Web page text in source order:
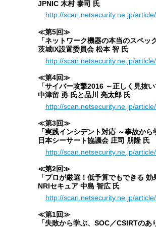
JPNIC 木村 泰司 氏
http://scan.netsecurity.ne.jp/
≪第5回≫
「ネットワーク機器の本当のスペッ
茨城IX設置委員会 松本 智 氏
http://scan.netsecurity.ne.jp/
≪第4回≫
「サイバー攻撃2016 ～正しく見抜い
中津留 勇 氏と品川 亮太郎 氏
http://scan.netsecurity.ne.jp/
≪第3回≫
「実践インシデント対応 ～事故から
日本シーサート協議会 庄司 朋隆 氏
http://scan.netsecurity.ne.jp/
≪第2回≫
「プロが厳選！低予算でもできる 効
NRIセキュア 中島 智広 氏
http://scan.netsecurity.ne.jp/
≪第1回≫
「失敗から学ぶ、SOC／CSIRTのあ